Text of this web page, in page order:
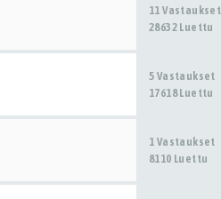
11 Vastaukset
28632 Luettu
5 Vastaukset
17618 Luettu
1 Vastaukset
8110 Luettu